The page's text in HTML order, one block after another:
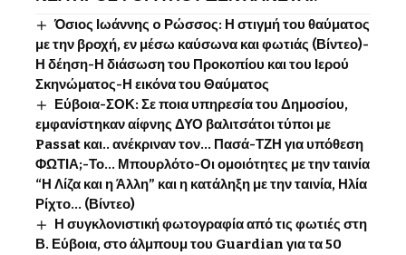
Όσιος Ιωάννης o Ρώσσος: Η στιγμή του θαύματος
με την βροχή, εν μέσω καύσωνα και φωτιάς (Βίντεο)-
Η δέηση-Η διάσωση του Προκοπίου και του Ιερού
Σκηνώματος-Η εικόνα του Θαύματος
Εύβοια-ΣΟΚ: Σε ποια υπηρεσία του Δημοσίου,
εμφανίστηκαν αίφνης ΔΥΟ βαλιτσάτοι τύποι με
Passat και.. ανέκριναν τον… Πασά-ΤΖΗ για υπόθεση
ΦΩΤΙΑ;-Το… Μπουρλότο-Οι ομοιότητες με την ταινία
“Η Λίζα και η Άλλη” και η κατάληξη με την ταινία, Ηλία
Ρίχτο… (Βίντεο)
Η συγκλονιστική φωτογραφία από τις φωτιές στη
Β. Εύβοια, στο άλμπουμ του Guardian για τα 50